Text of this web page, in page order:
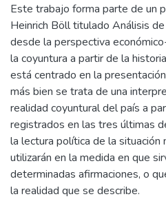
Este trabajo forma parte de un
Heinrich Böll titulado Análisis
desde la perspectiva
la coyuntura a partir de la
está centrado en la
más bien se trata de una
realidad coyuntural del país a
registrados en las tres últimas
la lectura política de la situación
utilizarán en la medida en que
determinadas afirmaciones, o
la realidad que se describe.